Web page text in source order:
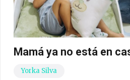
Mamá ya no está en
Yorka Silva